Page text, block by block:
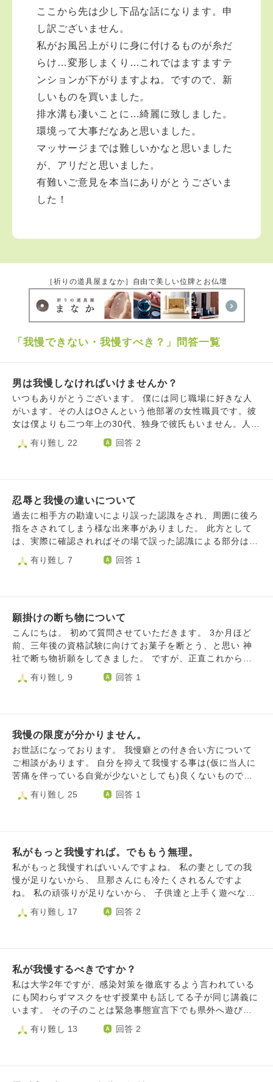
ここから先は少し下品な話になります。申
し訳ございません。
私がお風呂上がりに身に付けるものが糸だ
らけ…変形しまくり…これではますますテ
ンションが下がりますよね。ですので、新
しいものを買いました。
排水溝も凄いことに…綺麗に致しました。
環境って大事だなあと思いました。
マッサージまでは難しいかなと思いました
が、アリだと思いました。
有難いご意見を本当にありがとうございま
した！
［祈りの道具屋まなか］自由で美しい位牌とお仏壇
「我慢できない・我慢すべき？」問答一覧
男は我慢しなければいけませんか？
いつもありがとうございます。 僕には同じ職場に好きな人
がいます。その人はOさんという他部署の女性職員です。彼
女は僕よりも二つ年上の30代、独身で彼氏もいません。人見
知りタイプの女性です。僕も30代です。 僕たちが知り合っ
たのは半年ぐらい前の職場の誰も使われてない休憩所で 彼
感じです。 お互いにざっくばらんに話せるので一緒にいて
楽しいです。 しかし先月ちょっとした問題がありました。
食堂近くですれ違った時に、 僕が彼女に「今週のどこかで
話したい事があります。昼休みにお願いします、」 と伝え
彼女が仕事として僕の仕事部屋に来た時に仕事中の僕に「話
も彼女は「私は今がいいんですが」と引き下がらなかったの
で、後ですごくモヤモヤしました。 今でもモヤモヤしてい
るので、彼女のリーダーさんに相談して改めて リーダーさ
んから彼女にプライベートの話はお昼休みに！と言って頂こ
るべきなんでしょうか？ それとも我慢しなくてもいいです
有り難し 22 回答 2
忍辱と我慢の違いについて
過去に相手方の勘違いにより誤った認識をされ、周囲に後ろ
指をさされてしまう様な出来事がありました。 此方として
は、実際に確認されればその場で誤った認識による部分は訂
正し真実を伝えるつもりでしたが。 相手方と仲のいい方た
ちは『○○さんが言ってるし』とか『自分の認識や考え方と同
象そのものと言えるものなのですが) 此方としては『○○さん
に○○された』とか『それ、嘘の情報なんだよ』等という訂正
する内容を此方からペラペラ喋ることをせず、先に記した様
に『確認して来た上で誤った部分に対して訂正する』気持ち
『忍辱』という概念があると思いますが、『聞かれた時
に、それを口に出さず白い目や悪い噂をたてられ、後ろ指指
され続けるのに、少々疲れてしまいました) この様な行動を
取り続ける私は“忍辱の修行をしている”と言えるのでしょう
か。 それとも、単に“自分勝手な被害者意識を持ってい
口にし、申し訳ありません。 そのうえで可能でしたら、何
有り難し 7 回答 1
願掛けの断ち物について
こんにちは。 初めて質問させていただきます。 3か月ほど
前、三年後の資格試験に向けてお菓子を断とう、と思い 神
社で断ち物祈願をしてきました。 ですが、正直これからの
三年間、お菓子を一切食べないという自信がありません。
お菓子の中に、自分が本当に大好きなもので、それを食べて
にも申し訳ないとは思いつつ、 もう一度参拝し、断ち物の
内容を変更させていただくことを考えています。 例えば、
今まで一切禁止していたお菓子ですが、1ヵ月に1度、自分の
大好物を1つ食べるだけにいたします、などと、断ち物を途
う思いも強く、まだ始まったばかりの断ち物を変更したら不
通すべきでしょうか？ ご教示お願いいたします。
有り難し 9 回答 1
我慢の限度が分かりません。
お世話になっております。 我慢癖との付き合い方について
ご相談があります。 自分を抑えて我慢する事は(仮に当人に
苦痛を伴っている自覚が少ないとしても)良くないものでし
ょうか。 私は何かにつけて「事を荒立てるくらいなら自分
が我慢した方が良い、それで済めば後々厄介になるよりマシ
著です。 たとえ相手が理不尽な場合でも、自分がそれに耐
える事さえ覚えれば、いちいち反応するより労力も不要でき
っと楽だ、もはや対抗する方が馬鹿らしいという感覚です。
そのため、他者の言動で自分が不利になったとしても、基本
い人と同じ土俵で争う方も惨めだ」と、どこか勝手に自分の
り自分の意思を伝え、お互い分かり合おうとする事から目を
背けているだけではないのか、我慢が積み重なればいつかは
自分で自分をダメにすると指摘された事があります。正直た
しかにそうかもしれないと思いましたが、私の場合は一時的
神的にも参ります。 自分も対人関係における愚痴を聞く機
有り難し 25 回答 1
私がもっと我慢すれば。でももう無理。
私がもっと我慢すればいいんですよね。 私の妻としての我
慢が足りないから、 旦那さんにも冷たくされるんですよ
ね。 私の頑張りが足りないから、 子供達と上手く遊べない
し、 長男のおしゃべりは発達しないし、 次男は先天性異常
を持って産まれたんでしょうか。 子供の将来のために耐え
時、両親の求める良い子になろうと努力したように、 また
頑張ればいいのだと分かっています。 それがきっかけで精
神疾患や全身脱毛症になり、今も治りません。 でも本当は
もっと、私は子供の頃のように辛抱して、耐えることが出来
効かなくなってきました。 生きてるのが辛いです。 離婚も
有り難し 17 回答 2
私が我慢するべきですか？
私は大学2年ですが、感染対策を徹底するよう言われている
にも関わらずマスクをせず授業中も話してる子が同じ講義に
います。 その子のことは緊急事態宣言下でも県外へ遊びに
行ったりしているのをSNSでよく見るので覚えていました。
健康でコロナにかかる可能性が全く無かったら気にならなか
有り難し 13 回答 2